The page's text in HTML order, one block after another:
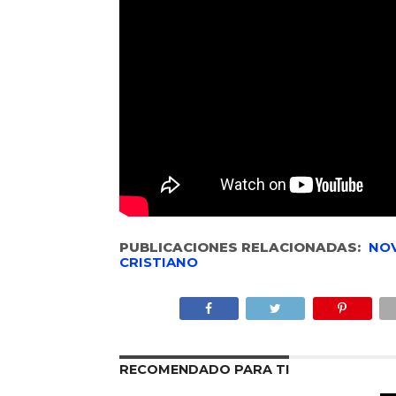
PUBLICACIONES RELACIONADAS:
CRISTIANO
RECOMENDADO PARA TI